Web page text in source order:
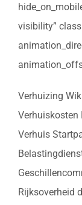
visibility”
Verhuizing
Verhuiskosten
Verhuis
Rijksoverheid